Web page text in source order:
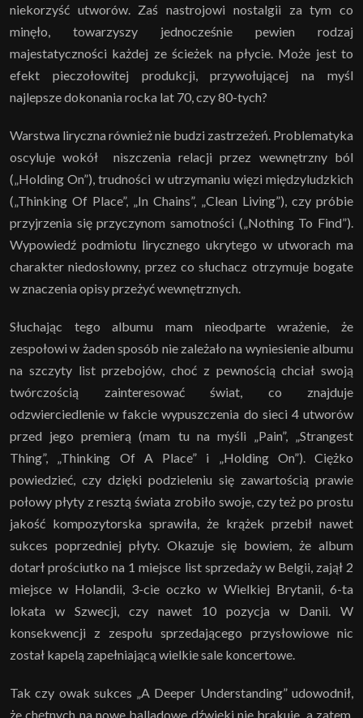
niekorzyść utworów. Zaś nastrojowi nostalgii za tym co
minęło, towarzyszy jednocześnie pewien rodzaj
majestatyczności każdej ze ścieżek na płycie. Może jest to
efekt pieczołowitej produkcji, przywołującej na myśl
najlepsze dokonania rocka lat 70, czy 80-tych?
Warstwa liryczna również nie budzi zastrzeżeń. Problematyka
oscyluje wokół niszczenia relacji przez wewnętrzny ból
(„Holding On”), trudności w utrzymaniu więzi międzyludzkich
(„Thinking Of Place”, „In Chains”, „Clean Living”), czy próbie
przyjrzenia się przyczynom samotności („Nothing To Find”).
Wypowiedź podmiotu lirycznego ukrytego w utworach ma
charakter niedosłowny, przez co słuchacz otrzymuje bogate
w znaczenia opisy przeżyć wewnętrznych.
Słuchając tego albumu mam nieodparte wrażenie, że
zespołowi w żaden sposób nie zależało na wyniesienie albumu
na szczyty list przebojów, choć z pewnością chciał swoją
twórczością zainteresować świat, co znajduje
odzwierciedlenie w fakcie wypuszczenia do sieci 4 utworów
przed jego premierą (mam tu na myśli „Pain”, „Strangest
Thing”, „Thinking Of A Place” i „Holding On”). Ciężko
powiedzieć, czy dzięki podzieleniu się zawartością prawie
połowy płyty z resztą świata zrobiło swoje, czy też po prostu
jakość kompozytorska sprawiła, że krążek przebił nawet
sukces poprzedniej płyty. Okazuje się bowiem, że album
dotarł prościutko na 1 miejsce list sprzedaży w Belgii, zajął 2
miejsce w Holandii, 3-cie oczko w Wielkiej Brytanii, 6-ta
lokata w Szwecji, czy nawet 10 pozycja w Danii. W
konsekwencji z zespołu sprzedającego przysłowiowe nic
został kapelą zapełniającą wielkie sale koncertowe.
Tak czy owak sukces „A Deeper Understanding” udowodnił,
że chętnych na nowe balladowe dźwięki nie brakuje, a zatem,